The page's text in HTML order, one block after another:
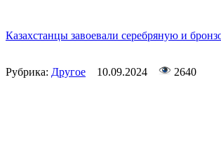
Казахстанцы завоевали серебряную и
Рубрика: Другое 10.09.2024 2640